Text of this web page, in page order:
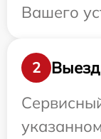
Вашего
2